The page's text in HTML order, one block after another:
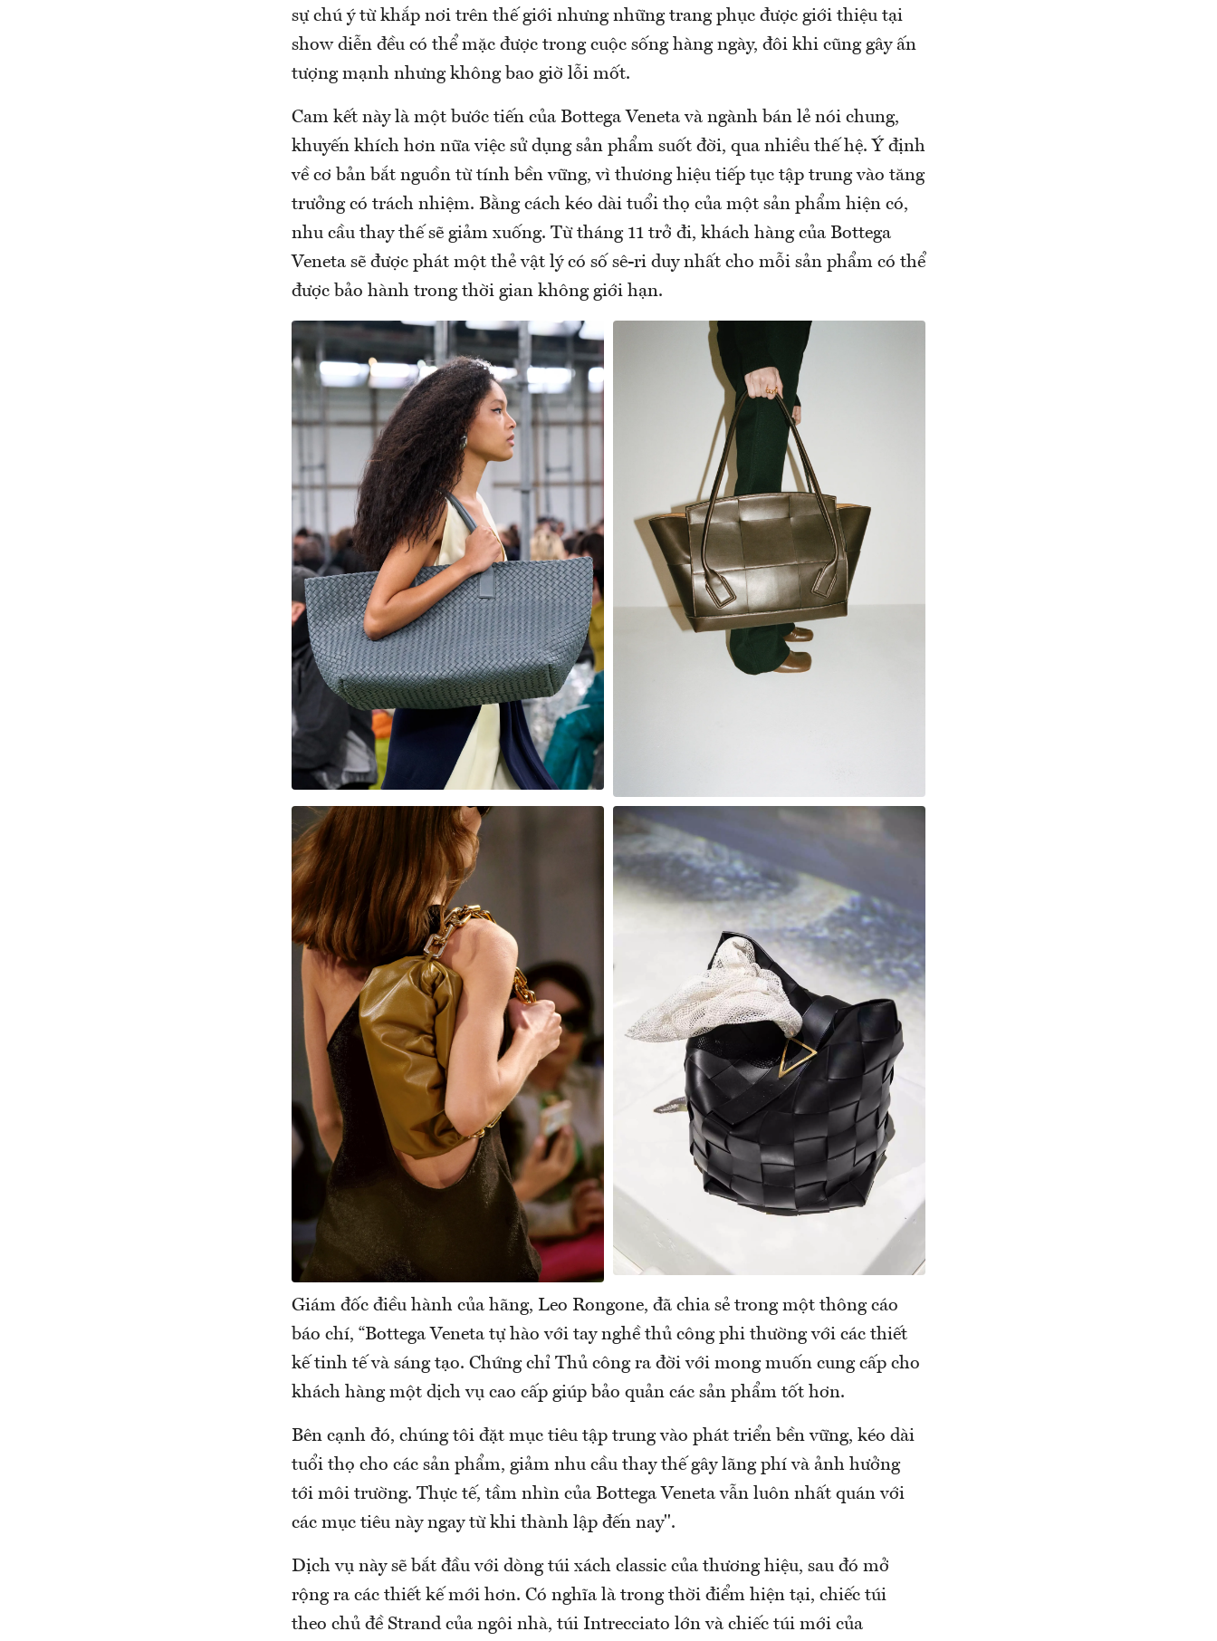
sự chú ý từ khắp nơi trên thế giới nhưng những trang phục được giới thiệu tại
show diễn đều có thể mặc được trong cuộc sống hàng ngày, đôi khi cũng gây ấn
tượng mạnh nhưng không bao giờ lỗi mốt.
Cam kết này là một bước tiến của Bottega Veneta và ngành bán lẻ nói chung,
khuyến khích hơn nữa việc sử dụng sản phẩm suốt đời, qua nhiều thế hệ. Ý định
về cơ bản bắt nguồn từ tính bền vững, vì thương hiệu tiếp tục tập trung vào tăng
trưởng có trách nhiệm. Bằng cách kéo dài tuổi thọ của một sản phẩm hiện có,
nhu cầu thay thế sẽ giảm xuống. Từ tháng 11 trở đi, khách hàng của Bottega
Veneta sẽ được phát một thẻ vật lý có số sê-ri duy nhất cho mỗi sản phẩm có thể
được bảo hành trong thời gian không giới hạn.
Giám đốc điều hành của hãng, Leo Rongone, đã chia sẻ trong một thông cáo
báo chí, “Bottega Veneta tự hào với tay nghề thủ công phi thường với các thiết
kế tinh tế và sáng tạo. Chứng chỉ Thủ công ra đời với mong muốn cung cấp cho
khách hàng một dịch vụ cao cấp giúp bảo quản các sản phẩm tốt hơn.
Bên cạnh đó, chúng tôi đặt mục tiêu tập trung vào phát triển bền vững, kéo dài
tuổi thọ cho các sản phẩm, giảm nhu cầu thay thế gây lãng phí và ảnh hưởng
tới môi trường. Thực tế, tầm nhìn của Bottega Veneta vẫn luôn nhất quán với
các mục tiêu này ngay từ khi thành lập đến nay".
Dịch vụ này sẽ bắt đầu với dòng túi xách classic của thương hiệu, sau đó mở
rộng ra các thiết kế mới hơn. Có nghĩa là trong thời điểm hiện tại, chiếc túi
theo chủ đề Strand của ngôi nhà, túi Intrecciato lớn và chiếc túi mới của